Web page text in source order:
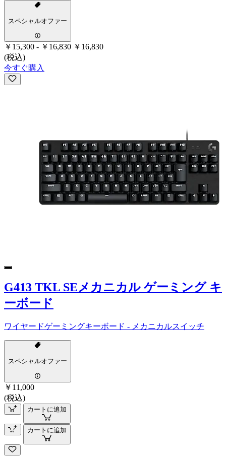
スペシャルオファー
￥15,300 - ￥16,830 ￥16,830
(税込)
今すぐ購入
G413 TKL SEメカニカル ゲーミング キ
ーボード
ワイヤードゲーミングキーボード - メカニカルスイッチ
スペシャルオファー
￥11,000
(税込)
カートに追加
カートに追加